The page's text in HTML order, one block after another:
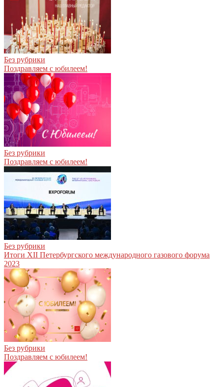
Без рубрики
Поздравляем с юбилеем!
Без рубрики
Поздравляем с юбилеем!
Без рубрики
Итоги XII Петербургского международного газового форума
2023
Без рубрики
Поздравляем с юбилеем!